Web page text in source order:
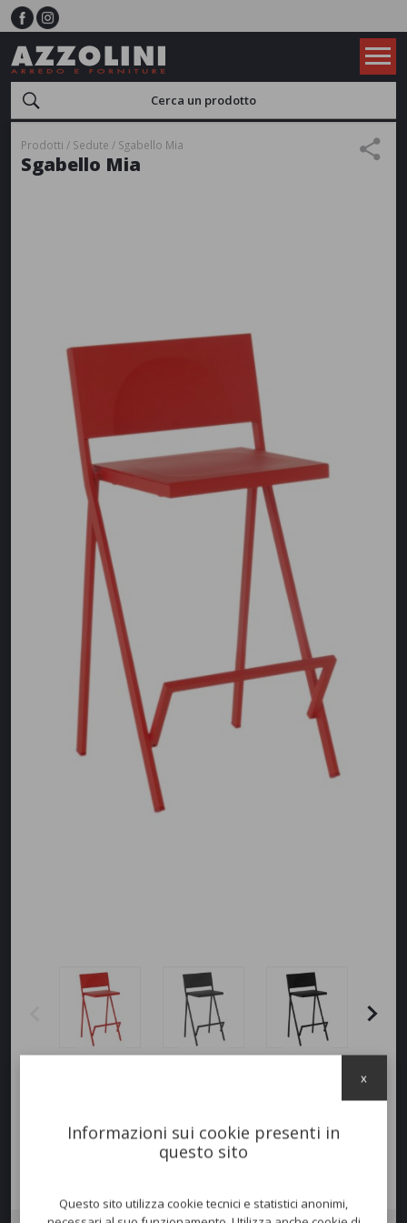
Prodotti Sedute Sgabello Mia
Sgabello Mia
Informazioni sui cookie presenti in
questo sito
Questo sito utilizza cookie tecnici e statistici anonimi,
x